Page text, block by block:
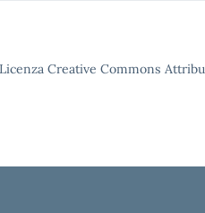
Creative Commons